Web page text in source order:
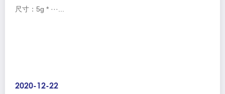
尺寸：5g * ···...
2020-12-22